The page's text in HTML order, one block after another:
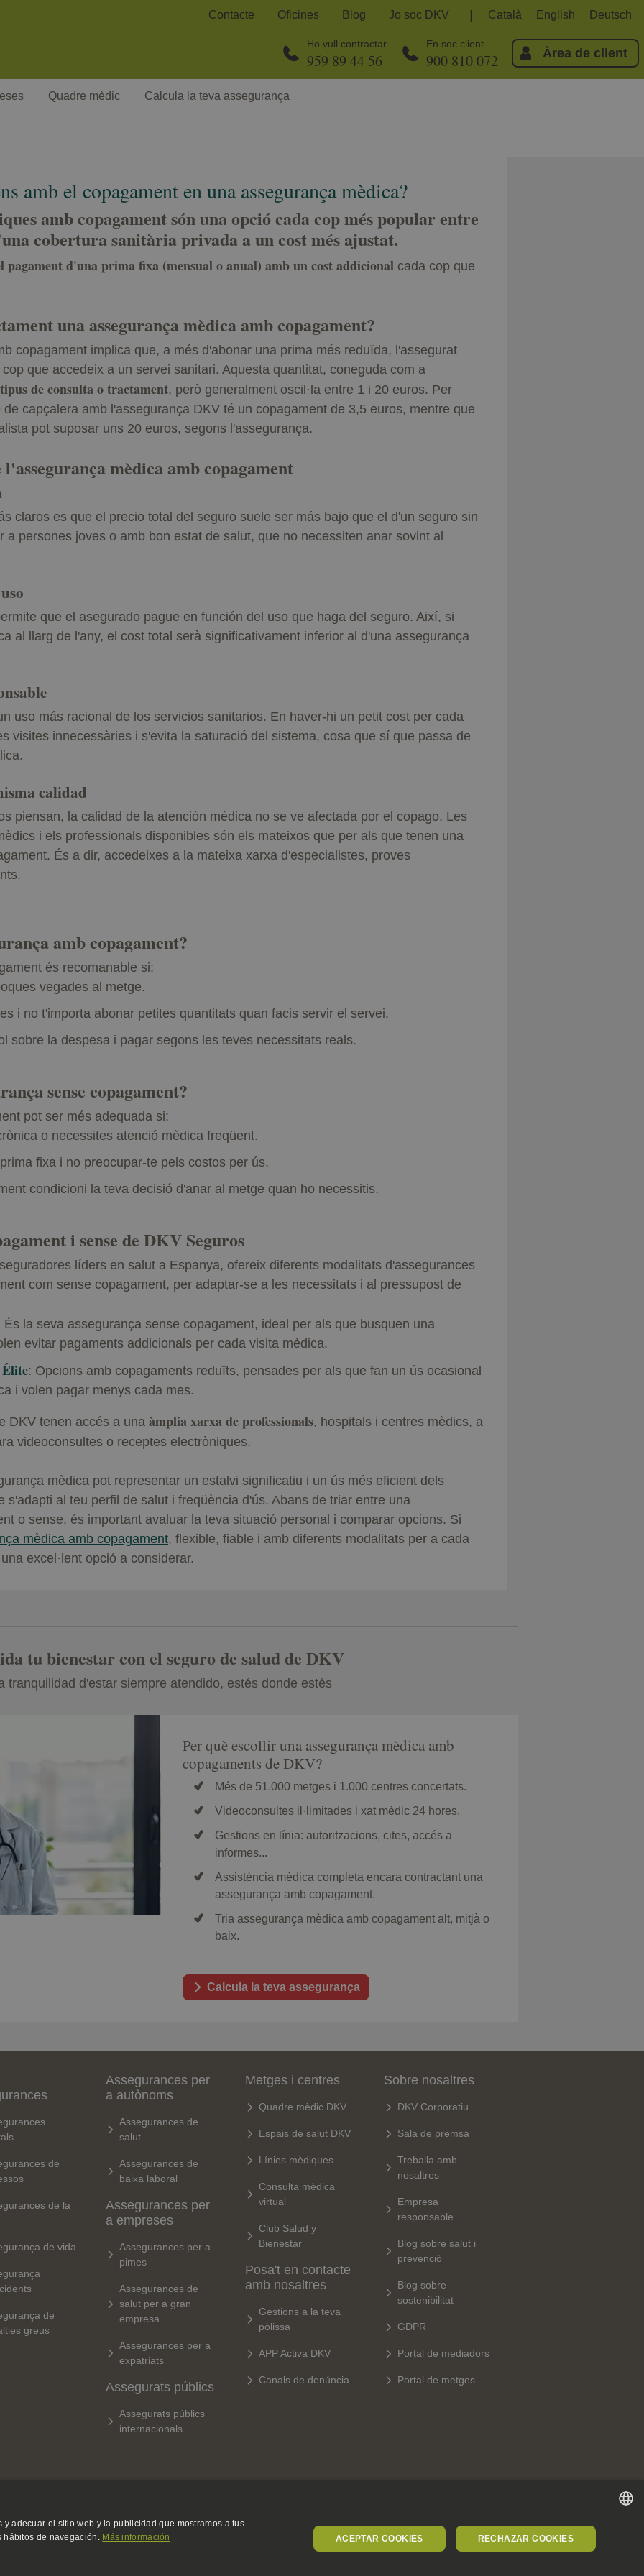
Contacte Oficines Blog Jo soc DKV Català English Deutsch
Ho vull contractar
959 89 44 56
En soc client
900 810 072 Àrea de client
Quadre mèdic Calcula la teva assegurança
amb el copagament en una assegurança mèdica?
amb copagament són una opció cada cop més popular entre
cobertura sanitària privada a un cost més ajustat.
pagament d'una prima fixa (mensual o anual) amb un cost addicional cada cop que
una assegurança mèdica amb copagament?
copagament implica que, a més d'abonar una prima més reduïda, l'assegurat
que accedeix a un servei sanitari. Aquesta quantitat, coneguda com a
de consulta o tractament, però generalment oscil·la entre 1 i 20 euros. Per
capçalera amb l'assegurança DKV té un copagament de 3,5 euros, mentre que
pot suposar uns 20 euros, segons l'assegurança.
mèdica amb copagament
claros es que el precio total del seguro suele ser más bajo que el d'un seguro sin
a persones joves o amb bon estat de salut, que no necessiten anar sovint al
que el asegurado pague en función del uso que haga del seguro. Així, si
al llarg de l'any, el cost total serà significativament inferior al d'una assegurança
uso más racional de los servicios sanitarios. En haver-hi un petit cost per cada
visites innecessàries i s'evita la saturació del sistema, cosa que sí que passa de
calidad
piensan, la calidad de la atención médica no se ve afectada por el copago. Les
i els professionals disponibles són els mateixos que per als que tenen una
És a dir, accedeixes a la mateixa xarxa d'especialistes, proves
amb copagament?
és recomanable si:
vegades al metge.
i no t'importa abonar petites quantitats quan facis servir el servei.
sobre la despesa i pagar segons les teves necessitats reals.
sense copagament?
pot ser més adequada si:
o necessites atenció mèdica freqüent.
fixa i no preocupar-te pels costos per ús.
condicioni la teva decisió d'anar al metge quan ho necessitis.
i sense de DKV Seguros
líders en salut a Espanya, ofereix diferents modalitats d'assegurances
com sense copagament, per adaptar-se a les necessitats i al pressupost de
És la seva assegurança sense copagament, ideal per als que busquen una
evitar pagaments addicionals per cada visita mèdica.
: Opcions amb copagaments reduïts, pensades per als que fan un ús ocasional
i volen pagar menys cada mes.
DKV tenen accés a una àmplia xarxa de professionals, hospitals i centres mèdics, a
videoconsultes o receptes electròniques.
mèdica pot representar un estalvi significatiu i un ús més eficient dels
s'adapti al teu perfil de salut i freqüència d'ús. Abans de triar entre una
o sense, és important avaluar la teva situació personal i comparar opcions. Si
mèdica amb copagament, flexible, fiable i amb diferents modalitats per a cada
excel·lent opció a considerar.
tu bienestar con el seguro de salud de DKV
tranquilidad d'estar siempre atendido, estés donde estés
Per què escollir una assegurança mèdica amb
copagaments de DKV?
Més de 51.000 metges i 1.000 centres concertats.
Videoconsultes il·limitades i xat mèdic 24 hores.
Gestions en línia: autoritzacions, cites, accés a
informes...
Assistència mèdica completa encara contractant una
assegurança amb copagament.
Tria assegurança mèdica amb copagament alt, mitjà o
baix.
Calcula la teva assegurança
de
de la
de vida
de
greus
Assegurances per
a autònoms
Assegurances de
salut
Assegurances de
baixa laboral
Assegurances per
a empreses
Assegurances per a
pimes
Assegurances de
salut per a gran
empresa
Assegurances per a
expatriats
Assegurats públics
Assegurats públics
internacionals
Metges i centres
Quadre mèdic DKV
Espais de salut DKV
Línies mèdiques
Consulta mèdica
virtual
Club Salud y
Bienestar
Posa't en contacte
amb nosaltres
Gestions a la teva
pòlissa
APP Activa DKV
Canals de denúncia
Sobre nosaltres
DKV Corporatiu
Sala de premsa
Treballa amb
nosaltres
Empresa
responsable
Blog sobre salut i
prevenció
Blog sobre
sostenibilitat
GDPR
Portal de mediadors
Portal de metges
adecuar el sitio web y la publicidad que mostramos a tus
hábitos de navegación. Más información ACEPTAR COOKIES RECHAZAR COOKIES